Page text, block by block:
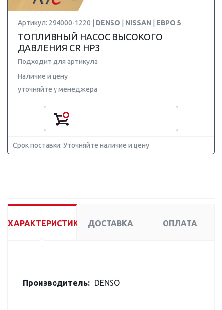
Артикул: 294000-1220 | DENSO NISSAN ЕВРО 5
ТОПЛИВНЫЙ НАСОС ВЫСОКОГО
ДАВЛЕНИЯ CR HP3
Подходит для артикула
Наличие и цену
уточняйте у менеджера
Срок поставки: Уточняйте наличие и цену
ХАРАКТЕРИСТИКИ ДОСТАВКА ОПЛАТА
Производитель: DENSO